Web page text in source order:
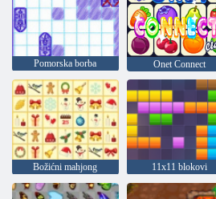
Pomorska borba Onet Connect
Božićni mahjong 11x11 blokovi